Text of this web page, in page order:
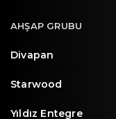
AHŞAP GRUBU
Divapan
Starwood
Yıldız Entegre